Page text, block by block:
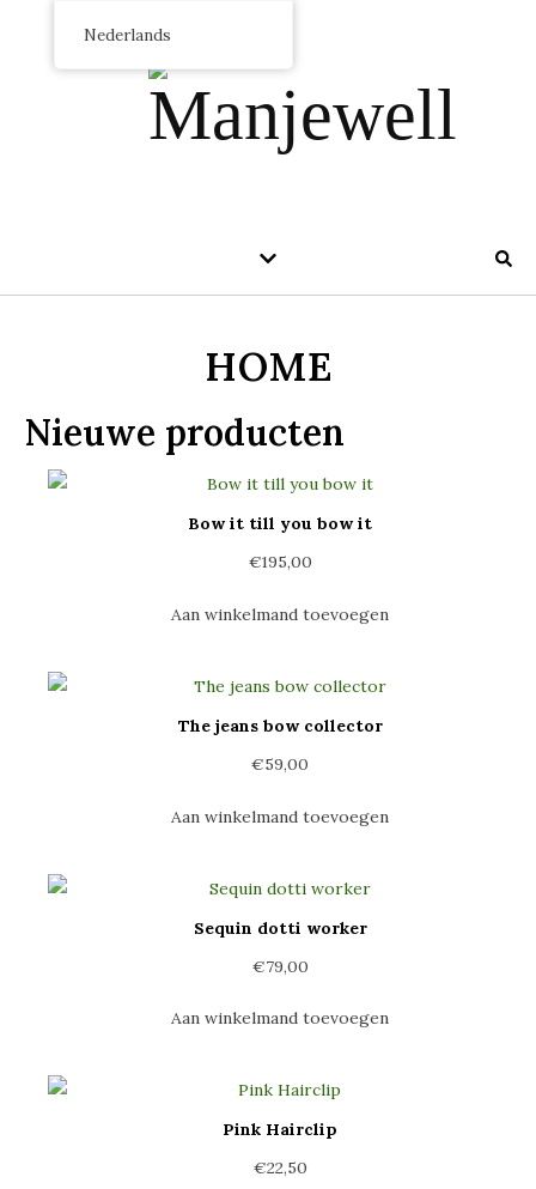
HOME
Nieuwe producten
Bow it till you bow it
€195,00
Aan winkelmand toevoegen
The jeans bow collector
€59,00
Aan winkelmand toevoegen
Sequin dotti worker
€79,00
Aan winkelmand toevoegen
Pink Hairclip
€22,50
Nederlands